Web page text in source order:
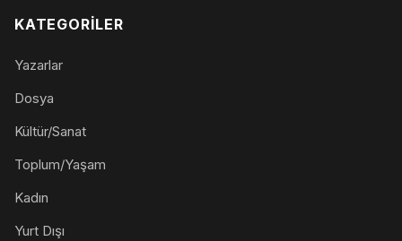
KATEGORILER
Yazarlar
Dosya
Kültür/Sanat
Toplum/Yaşam
Kadın
Yurt Dışı